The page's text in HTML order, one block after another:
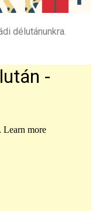
délutánunkra.